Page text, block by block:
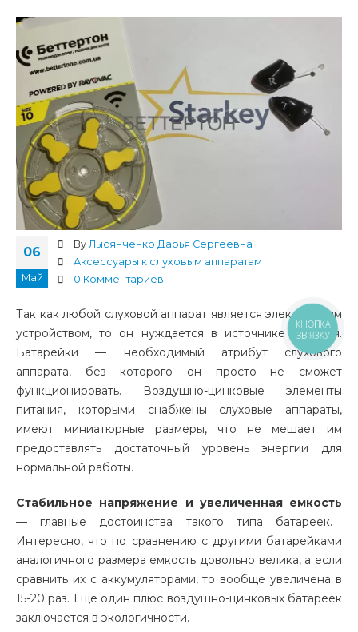
06
Май
By Лысянченко Дарья Сергеевна
Аксессуары к слуховым аппаратам
0 Комментариев
Так как любой слуховой аппарат является электронным
устройством, то он нуждается в источнике питания.
Батарейки — необходимый атрибут слухового
аппарата, без которого он просто не сможет
функционировать. Воздушно-цинковые элементы
питания, которыми снабжены слуховые аппараты,
имеют миниатюрные размеры, что не мешает им
предоставлять достаточный уровень энергии для
нормальной работы.
Стабильное напряжение и увеличенная емкость
— главные достоинства такого типа батареек.
Интересно, что по сравнению с другими батарейками
аналогичного размера емкость довольно велика, а если
сравнить их с аккумуляторами, то вообще увеличена в
15-20 раз. Еще один плюс воздушно-цинковых батареек
заключается в экологичности.
КНОПКА
ЗВ'ЯЗКУ